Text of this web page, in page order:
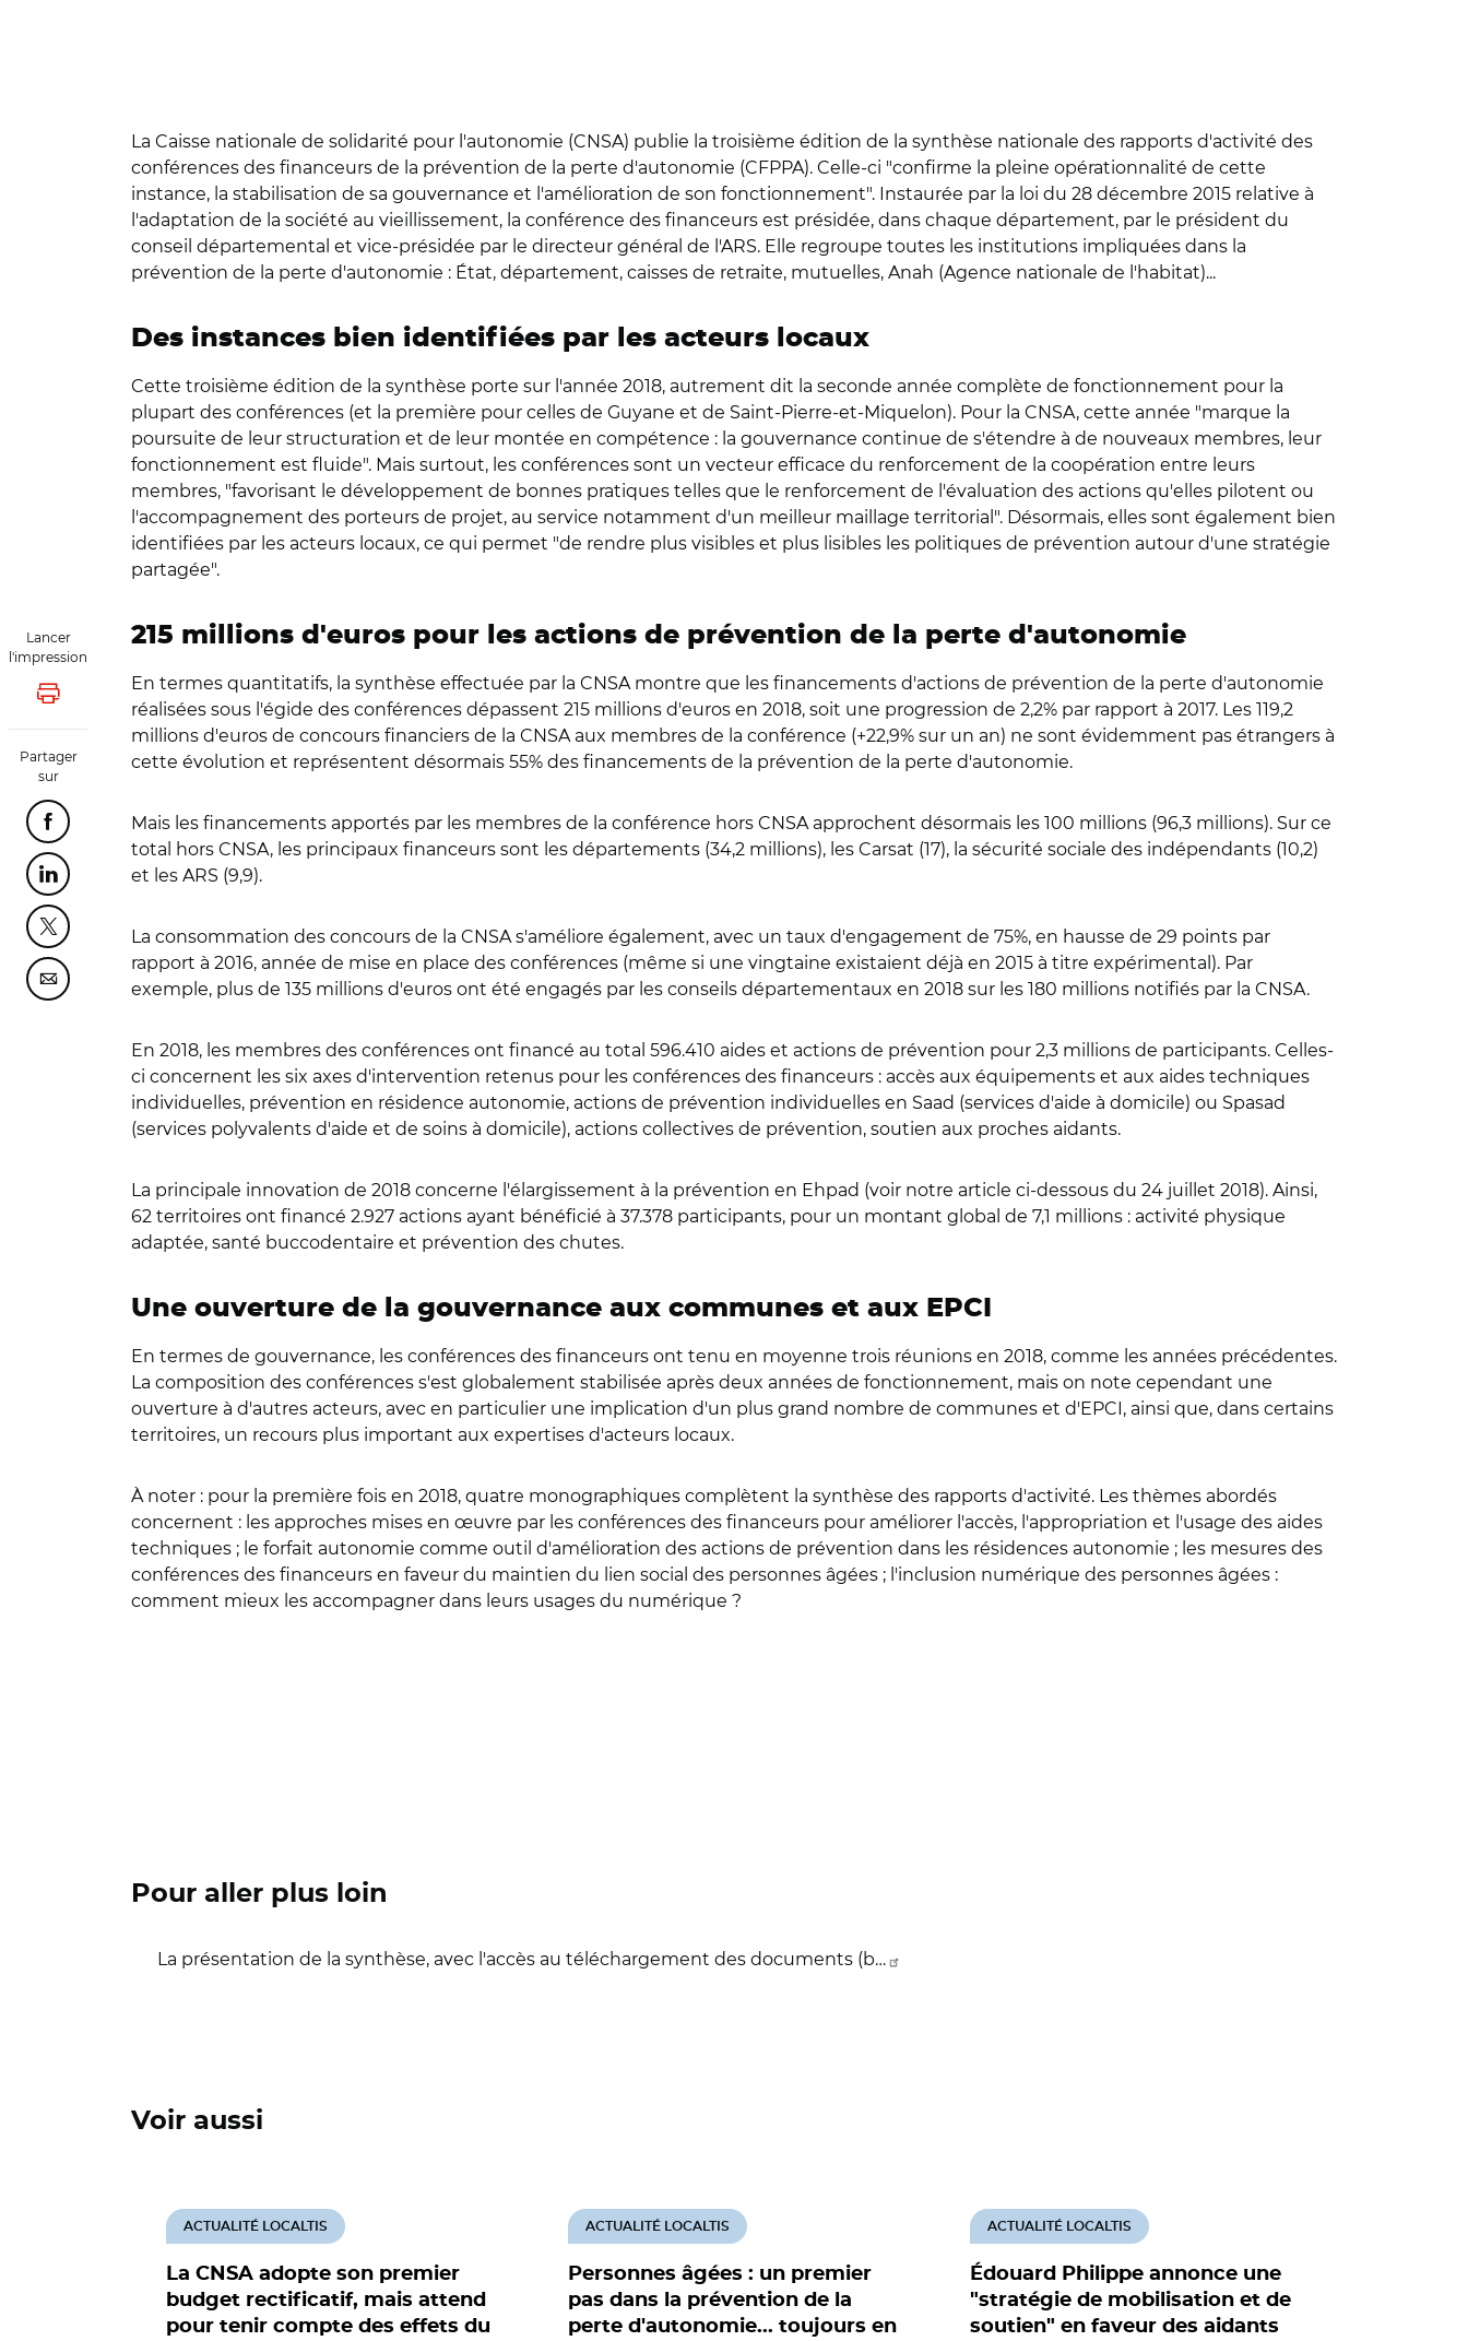
Lancer
l'impression
Lancer l'impression
Partager
sur
Partager cette page sur Facebook
Partager cette page sur Linkedin
Partager cette page sur Twitter
Partager cette page sur Courriel
La Caisse nationale de solidarité pour l'autonomie (CNSA) publie la troisième édition de la synthèse nationale des rapports d'activité des
conférences des financeurs de la prévention de la perte d'autonomie (CFPPA). Celle-ci "confirme la pleine opérationnalité de cette
instance, la stabilisation de sa gouvernance et l'amélioration de son fonctionnement". Instaurée par la loi du 28 décembre 2015 relative à
l'adaptation de la société au vieillissement, la conférence des financeurs est présidée, dans chaque département, par le président du
conseil départemental et vice-présidée par le directeur général de l'ARS. Elle regroupe toutes les institutions impliquées dans la
prévention de la perte d'autonomie : État, département, caisses de retraite, mutuelles, Anah (Agence nationale de l'habitat)...
Des instances bien identifiées par les acteurs locaux
Cette troisième édition de la synthèse porte sur l'année 2018, autrement dit la seconde année complète de fonctionnement pour la
plupart des conférences (et la première pour celles de Guyane et de Saint-Pierre-et-Miquelon). Pour la CNSA, cette année "marque la
poursuite de leur structuration et de leur montée en compétence : la gouvernance continue de s'étendre à de nouveaux membres, leur
fonctionnement est fluide". Mais surtout, les conférences sont un vecteur efficace du renforcement de la coopération entre leurs
membres, "favorisant le développement de bonnes pratiques telles que le renforcement de l'évaluation des actions qu'elles pilotent ou
l'accompagnement des porteurs de projet, au service notamment d'un meilleur maillage territorial". Désormais, elles sont également bien
identifiées par les acteurs locaux, ce qui permet "de rendre plus visibles et plus lisibles les politiques de prévention autour d'une stratégie
partagée".
215 millions d'euros pour les actions de prévention de la perte d'autonomie
En termes quantitatifs, la synthèse effectuée par la CNSA montre que les financements d'actions de prévention de la perte d'autonomie
réalisées sous l'égide des conférences dépassent 215 millions d'euros en 2018, soit une progression de 2,2% par rapport à 2017. Les 119,2
millions d'euros de concours financiers de la CNSA aux membres de la conférence (+22,9% sur un an) ne sont évidemment pas étrangers à
cette évolution et représentent désormais 55% des financements de la prévention de la perte d'autonomie.
Mais les financements apportés par les membres de la conférence hors CNSA approchent désormais les 100 millions (96,3 millions). Sur ce
total hors CNSA, les principaux financeurs sont les départements (34,2 millions), les Carsat (17), la sécurité sociale des indépendants (10,2)
et les ARS (9,9).
La consommation des concours de la CNSA s'améliore également, avec un taux d'engagement de 75%, en hausse de 29 points par
rapport à 2016, année de mise en place des conférences (même si une vingtaine existaient déjà en 2015 à titre expérimental). Par
exemple, plus de 135 millions d'euros ont été engagés par les conseils départementaux en 2018 sur les 180 millions notifiés par la CNSA.
En 2018, les membres des conférences ont financé au total 596.410 aides et actions de prévention pour 2,3 millions de participants. Celles-
ci concernent les six axes d'intervention retenus pour les conférences des financeurs : accès aux équipements et aux aides techniques
individuelles, prévention en résidence autonomie, actions de prévention individuelles en Saad (services d'aide à domicile) ou Spasad
(services polyvalents d'aide et de soins à domicile), actions collectives de prévention, soutien aux proches aidants.
La principale innovation de 2018 concerne l'élargissement à la prévention en Ehpad (voir notre article ci-dessous du 24 juillet 2018). Ainsi,
62 territoires ont financé 2.927 actions ayant bénéficié à 37.378 participants, pour un montant global de 7,1 millions : activité physique
adaptée, santé buccodentaire et prévention des chutes.
Une ouverture de la gouvernance aux communes et aux EPCI
En termes de gouvernance, les conférences des financeurs ont tenu en moyenne trois réunions en 2018, comme les années précédentes.
La composition des conférences s'est globalement stabilisée après deux années de fonctionnement, mais on note cependant une
ouverture à d'autres acteurs, avec en particulier une implication d'un plus grand nombre de communes et d'EPCI, ainsi que, dans certains
territoires, un recours plus important aux expertises d'acteurs locaux.
À noter : pour la première fois en 2018, quatre monographiques complètent la synthèse des rapports d'activité. Les thèmes abordés
concernent : les approches mises en œuvre par les conférences des financeurs pour améliorer l'accès, l'appropriation et l'usage des aides
techniques ; le forfait autonomie comme outil d'amélioration des actions de prévention dans les résidences autonomie ; les mesures des
conférences des financeurs en faveur du maintien du lien social des personnes âgées ; l'inclusion numérique des personnes âgées :
comment mieux les accompagner dans leurs usages du numérique ?
Pour aller plus loin
La présentation de la synthèse, avec l'accès au téléchargement des documents (b…
Voir aussi
La CNSA adopte son premier
budget rectificatif, mais attend
pour tenir compte des effets du
ACTUALITÉ LOCALTIS
Personnes âgées : un premier
pas dans la prévention de la
perte d'autonomie... toujours en
ACTUALITÉ LOCALTIS
Édouard Philippe annonce une
"stratégie de mobilisation et de
soutien" en faveur des aidants
ACTUALITÉ LOCALTIS